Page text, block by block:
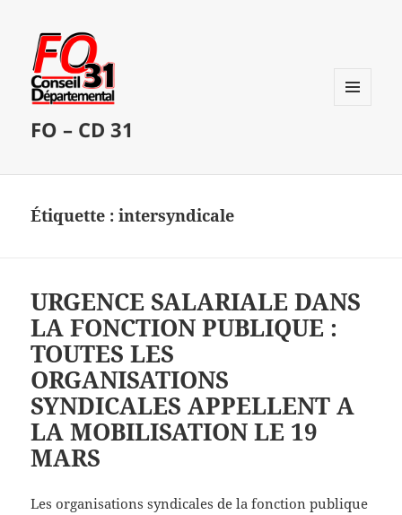
FO – CD 31
Étiquette :intersyndicale
URGENCE SALARIALE DANS
LA FONCTION PUBLIQUE :
TOUTES LES
ORGANISATIONS
SYNDICALES APPELLENT A
LA MOBILISATION LE 19
MARS
Les organisations syndicales de la fonction publique